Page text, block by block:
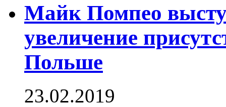
Майк Помпео
увеличение
Польше
23.02.2019